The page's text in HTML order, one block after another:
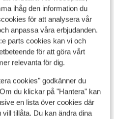
ihåg den information du
för att analysera vår
anpassa våra erbjudanden.
parts cookies kan vi och
för att göra vårt
relevanta för dig.
cookies" godkänner du
du klickar på "Hantera" kan
en lista över cookies där
tillåta. Du kan ändra dina
guests
på karta